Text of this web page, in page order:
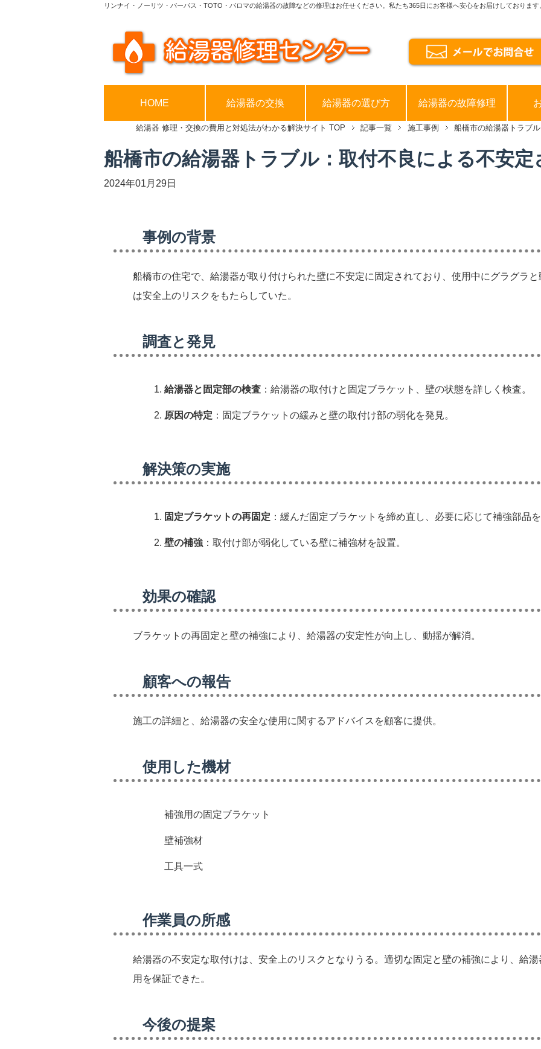
リンナイ・ノーリツ・パーパス・TOTO・パロマの給湯器の故障などの修理はお任せください。私たち365日にお客様へ安心をお届けしております
HOME 給湯器の交換 給湯器の選び方 給湯器の故障修理
給湯器 修理・交換の費用と対処法がわかる解決サイト TOP 記事一覧 施工事例 船橋市の給湯器トラブ
船橋市の給湯器トラブル：取付不良による不安定
2024年01月29日
事例の背景
船橋市の住宅で、給湯器が取り付けられた壁に不安定に固定されており、使用中にグラグラ
は安全上のリスクをもたらしていた。
調査と発見
給湯器と固定部の検査 ：給湯器の取付けと固定ブラケット、壁の状態を詳しく検査。
原因の特定 ：固定ブラケットの緩みと壁の取付け部の弱化を発見。
解決策の実施
固定ブラケットの再固定 ：緩んだ固定ブラケットを締め直し、必要に応じて補強部品
壁の補強 ：取付け部が弱化している壁に補強材を設置。
効果の確認
ブラケットの再固定と壁の補強により、給湯器の安定性が向上し、動揺が解消。
顧客への報告
施工の詳細と、給湯器の安全な使用に関するアドバイスを顧客に提供。
使用した機材
補強用の固定ブラケット
壁補強材
工具一式
作業員の所感
給湯器の不安定な取付けは、安全上のリスクとなりうる。適切な固定と壁の補強により、給
用を保証できた。
今後の提案